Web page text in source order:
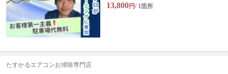
13,800円/ 1箇所
たすかるエアコンお掃除専門店